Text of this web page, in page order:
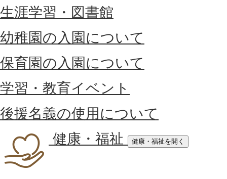
生涯学習・図書館
幼稚園の入園について
保育園の入園について
学習・教育イベント
後援名義の使用について
健康・福祉
健康・福祉を開く